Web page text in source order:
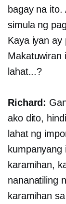
bagay na
simula ng
Kaya iyan ay
Makatuwiran
lahat...?
Richard:
ako dito,
lahat ng
karamihan,
nananatiling
karamihan